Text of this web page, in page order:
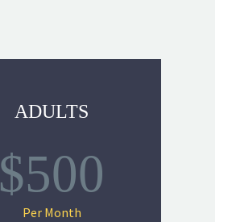
ADULTS
$500
Per Month